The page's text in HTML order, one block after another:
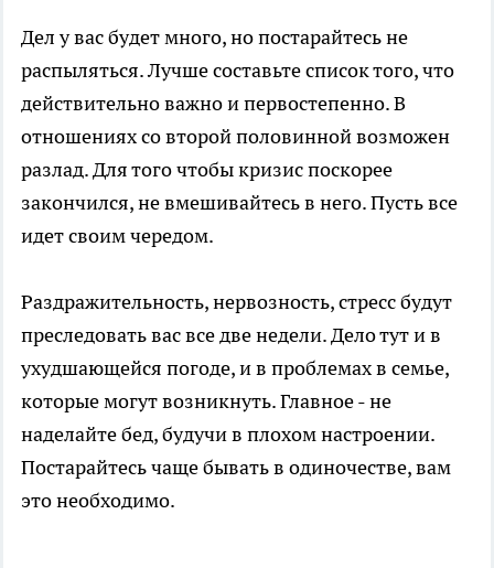
Дел у вас будет много, но постарайтесь не
распыляться. Лучше составьте список того, что
действительно важно и первостепенно. В
отношениях со второй половинной возможен
разлад. Для того чтобы кризис поскорее
закончился, не вмешивайтесь в него. Пусть все
идет своим чередом.
Раздражительность, нервозность, стресс будут
преследовать вас все две недели. Дело тут и в
ухудшающейся погоде, и в проблемах в семье,
которые могут возникнуть. Главное - не
наделайте бед, будучи в плохом настроении.
Постарайтесь чаще бывать в одиночестве, вам
это необходимо.